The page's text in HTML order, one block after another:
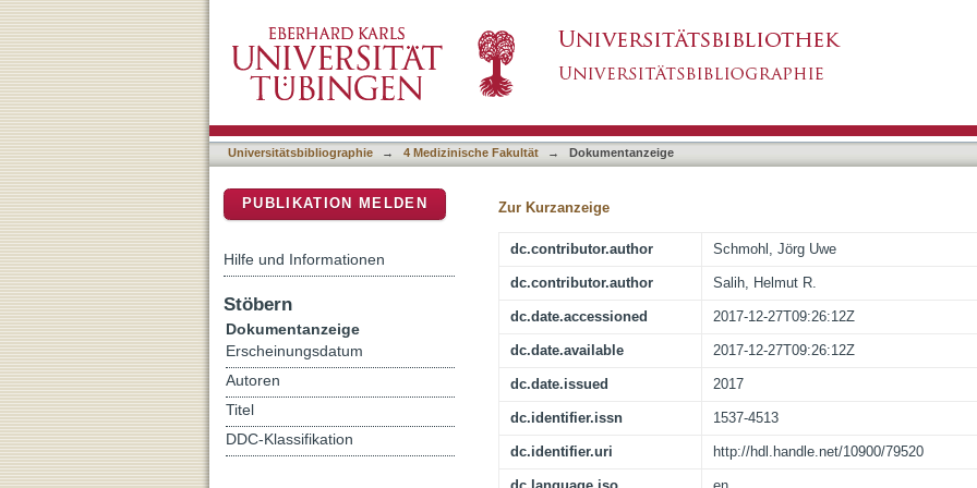
Invariant NKT, NK and CIK Cells on the Outcome of Patients With AML,
Universitätsbibliographie → 4 Medizinische Fakultät → Dokumentanzeige
Zur Kurzanzeige
dc.contributor.author Schmohl, Jörg Uwe
dc.contributor.author Salih, Helmut R.
dc.date.accessioned 2017-12-27T09:26:12Z
dc.date.available 2017-12-27T09:26:12Z
dc.date.issued 2017
dc.identifier.issn 1537-4513
dc.identifier.uri http://hdl.handle.net/10900/79520
PUBLIKATION MELDEN
Hilfe und Informationen
Stöbern
Dokumentanzeige
Erscheinungsdatum
Autoren
Titel
DDC-Klassifikation